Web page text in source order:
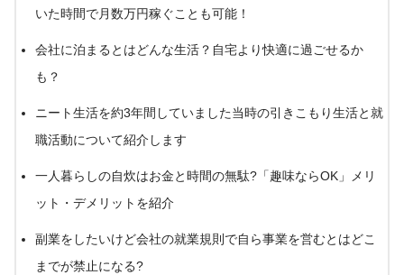
いた時間で月数万円稼ぐことも可能！
会社に泊まるとはどんな生活？自宅より快適に過ごせるか
も？
ニート生活を約3年間していました当時の引きこもり生活と就
職活動について紹介します
一人暮らしの自炊はお金と時間の無駄?「趣味ならOK」メリ
ット・デメリットを紹介
副業をしたいけど会社の就業規則で自ら事業を営むとはどこ
までが禁止になる?